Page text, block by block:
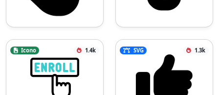
Icono 1.4k SVG 1.3k